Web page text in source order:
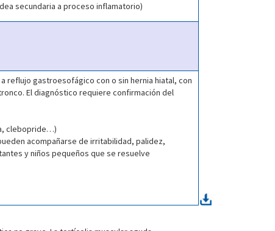
secundaria a proceso inflamatorio)
reflujo gastroesofágico con o sin hernia hiatal, con
El diagnóstico requiere confirmación del
clebopride…)
acompañarse de irritabilidad, palidez,
y niños pequeños que se resuelve